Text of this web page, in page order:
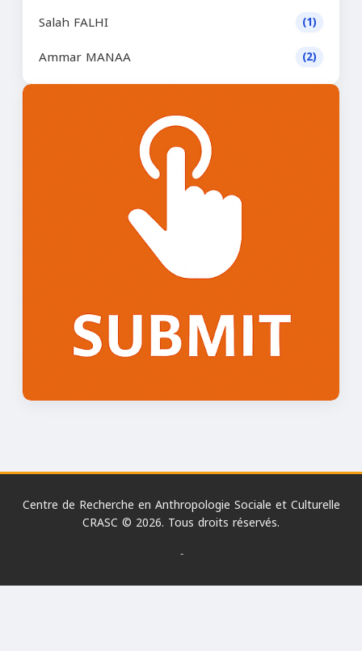
Salah FALHI (1)
Ammar MANAA (2)
Centre de Recherche en Anthropologie Sociale et Culturelle
CRASC © 2026. Tous droits réservés.
-